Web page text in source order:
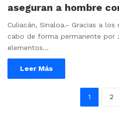
aseguran a hombre
Culiacán, Sinaloa.- Gracias a
cabo de forma permanente por
elementos…
Leer Más
1 2